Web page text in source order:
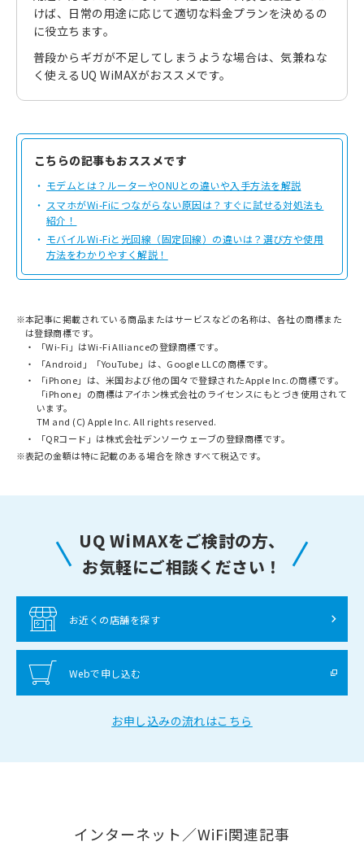
けば、日常の用途に応じて適切な料金プランを決めるの
に役立ちます。
普段からギガが不足してしまうような場合は、気兼ねな
く使えるUQ WiMAXがおススメです。
こちらの記事もおススメです
モデムとは？ルーターやONUとの違いや入手方法を解説
スマホがWi-Fiにつながらない原因は？すぐに試せる対処法も
紹介！
モバイルWi-Fiと光回線（固定回線）の違いは？選び方や使用
方法をわかりやすく解説！
※本記事に掲載されている商品またはサービスなどの名称は、各社の商標また
は登録商標です。
「Wi-Fi」はWi-Fi Allianceの登録商標です。
「Android」「YouTube」は、Google LLCの商標です。
「iPhone」は、米国および他の国々で登録されたApple Inc.の商標です。
「iPhone」の商標はアイホン株式会社のライセンスにもとづき使用されて
います。
TM and (C) Apple Inc. All rights reserved.
「QRコード」は株式会社デンソーウェーブの登録商標です。
※表記の金額は特に記載のある場合を除きすべて税込です。
UQ WiMAXをご検討の方、
お気軽にご相談ください！
お近くの店舗を探す
Webで申し込む
お申し込みの流れはこちら
インターネット／WiFi関連記事